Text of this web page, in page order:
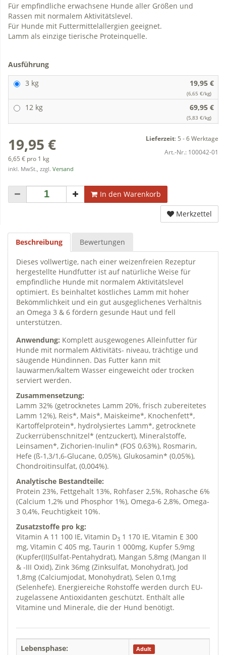
Für empfindliche erwachsene Hunde aller Größen und
Rassen mit normalem Aktivitätslevel.
Für Hunde mit Futtermittelallergien geeignet.
Lamm als einzige tierische Proteinquelle.
Ausführung
3 kg
19,95 €
(6,65 €/kg)
12 kg 69,95 €
(5,83 €/kg)
19,95 €
6,65 € pro 1 kg
inkl. MwSt., zzgl. Versand
Lieferzeit: 5 - 6 Werktage
Art.-Nr.: 100042-01
In den Warenkorb
Merkzettel
Beschreibung Bewertungen
Dieses vollwertige, nach einer weizenfreien Rezeptur
hergestellte Hundfutter ist auf natürliche Weise für
empfindliche Hunde mit normalem Aktivitätslevel
optimiert. Es beinhaltet köstliches Lamm mit hoher
Bekömmlichkeit und ein gut ausgeglichenes Verhältnis
an Omega 3 & 6 fördern gesunde Haut und fell
unterstützen.
Anwendung: Komplett ausgewogenes Alleinfutter für
Hunde mit normalem Aktivitäts- niveau, trächtige und
säugende Hündinnen. Das Futter kann mit
lauwarmen/kaltem Wasser eingeweicht oder trocken
serviert werden.
Zusammensetzung:
Lamm 32% (getrocknetes Lamm 20%, frisch zubereitetes
Lamm 12%), Reis*, Mais*, Maiskeime*, Knochenfett*,
Kartoffelprotein*, hydrolysiertes Lamm*, getrocknete
Zuckerrübenschnitzel* (entzuckert), Mineralstoffe,
Leinsamen*, Zichorien-Inulin* (FOS 0,63%), Rosmarin,
Hefe (ß-1,3/1,6-Glucane, 0,05%), Glukosamin* (0,05%),
Chondroitinsulfat, (0,004%).
Analytische Bestandteile:
Protein 23%, Fettgehalt 13%, Rohfaser 2,5%, Rohasche 6%
(Calcium 1,2% und Phosphor 1%), Omega-6 2,8%, Omega-
3 0,4%, Feuchtigkeit 10%.
Zusatzstoffe pro kg:
Vitamin A 11 100 IE, Vitamin D3 1 170 IE, Vitamin E 300
mg, Vitamin C 405 mg, Taurin 1 000mg, Kupfer 5,9mg
(Kupfer(II)Sulfat-Pentahydrat), Mangan 5,8mg (Mangan II
& -III Oxid), Zink 36mg (Zinksulfat, Monohydrat), Jod
1,8mg (Calciumjodat, Monohydrat), Selen 0,1mg
(Selenhefe). Energiereiche Rohstoffe werden durch EU-
zugelassene Antioxidanten geschützt. Enthält alle
Vitamine und Minerale, die der Hund benötigt.
Lebensphase: Adult